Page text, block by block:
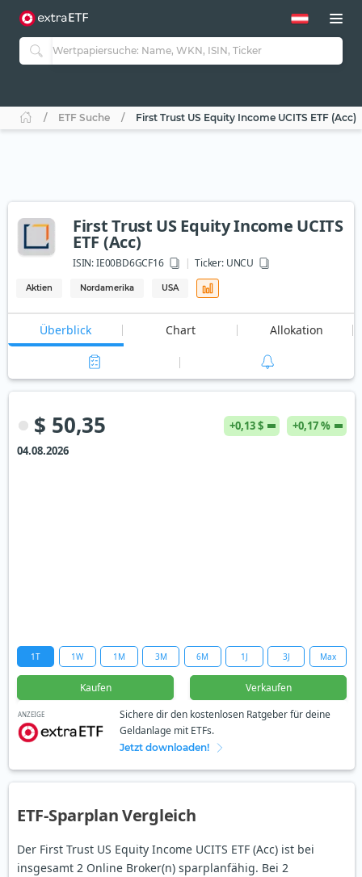
ETF Suche First Trust US Equity Income UCITS ETF (Acc)
First Trust US Equity Income UCITS
ETF (Acc)
ISIN:IE00BD6GCF16 Ticker:UNCU
Aktien Nordamerika USA
Überblick Chart Allokation
$ 50,35 +0,13 $
+0,17 %
04.08.2026
1T 1W 1M 3M 6M 1J 3J Max
Kaufen Verkaufen
ANZEIGE
Sichere dir den kostenlosen Ratgeber für deine
Geldanlage mit ETFs.
Jetzt downloaden!
ETF-Sparplan Vergleich
Der First Trust US Equity Income UCITS ETF (Acc) ist bei
insgesamt 2 Online Broker(n) sparplanfähig. Bei 2